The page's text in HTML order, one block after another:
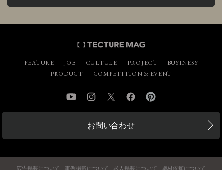
FEATURE JOB CULTURE PROJECT
BUSINESS
PRODUCT
COMPETITION & EVENT
YouTube InstagramTwitter Facebook
お問い合わせ
広告掲載について 事例掲載について 求人掲載について 取材依頼について